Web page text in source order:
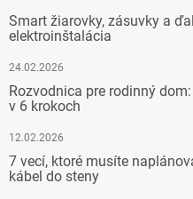
Smart žiarovky, zásuvky a
elektroinštalácia
24.02.2026
Rozvodnica pre rodinný
v 6 krokoch
12.02.2026
7 vecí, ktoré musíte
kábel do steny